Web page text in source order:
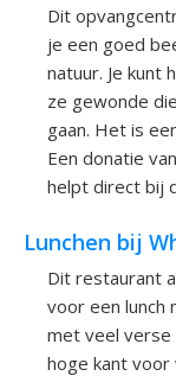
Dit
je een goed
natuur. Je kunt
ze gewonde
gaan. Het is
Een donatie
helpt direct bij
Lunchen bij
Dit restaurant
voor een lunch
met veel verse
hoge kant